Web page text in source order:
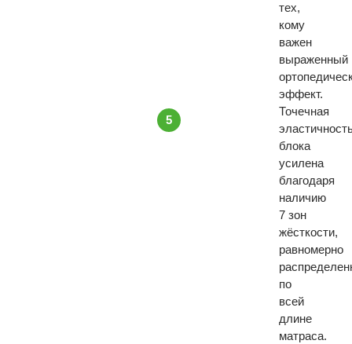
5
тех,
кому
важен
выраженный
эффект.
Точечная
блока
усилена
благодаря
наличию
7 зон
жёсткости,
равномерно
по
всей
длине
матраса.